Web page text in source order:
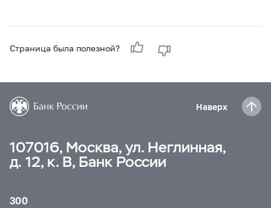
Страница была полезной?
Наверх
107016, Москва, ул. Неглинная,
д. 12, к. В, Банк России
300